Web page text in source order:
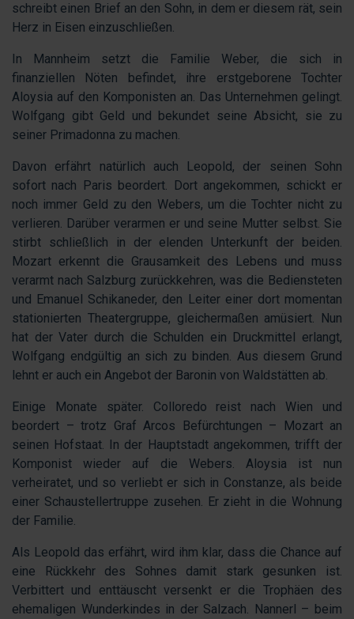
schreibt einen Brief an den Sohn, in dem er diesem rät, sein
Herz in Eisen einzuschließen.
In Mannheim setzt die Familie Weber, die sich in
finanziellen Nöten befindet, ihre erstgeborene Tochter
Aloysia auf den Komponisten an. Das Unternehmen gelingt.
Wolfgang gibt Geld und bekundet seine Absicht, sie zu
seiner Primadonna zu machen.
Davon erfährt natürlich auch Leopold, der seinen Sohn
sofort nach Paris beordert. Dort angekommen, schickt er
noch immer Geld zu den Webers, um die Tochter nicht zu
verlieren. Darüber verarmen er und seine Mutter selbst. Sie
stirbt schließlich in der elenden Unterkunft der beiden.
Mozart erkennt die Grausamkeit des Lebens und muss
verarmt nach Salzburg zurückkehren, was die Bediensteten
und Emanuel Schikaneder, den Leiter einer dort momentan
stationierten Theatergruppe, gleichermaßen amüsiert. Nun
hat der Vater durch die Schulden ein Druckmittel erlangt,
Wolfgang endgültig an sich zu binden. Aus diesem Grund
lehnt er auch ein Angebot der Baronin von Waldstätten ab.
Einige Monate später. Colloredo reist nach Wien und
beordert – trotz Graf Arcos Befürchtungen – Mozart an
seinen Hofstaat. In der Hauptstadt angekommen, trifft der
Komponist wieder auf die Webers. Aloysia ist nun
verheiratet, und so verliebt er sich in Constanze, als beide
einer Schaustellertruppe zusehen. Er zieht in die Wohnung
der Familie.
Als Leopold das erfährt, wird ihm klar, dass die Chance auf
eine Rückkehr des Sohnes damit stark gesunken ist.
Verbittert und enttäuscht versenkt er die Trophäen des
ehemaligen Wunderkindes in der Salzach. Nannerl – beim